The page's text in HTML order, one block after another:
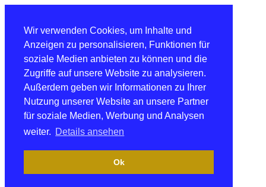
Wir verwenden Cookies, um Inhalte und
Anzeigen zu personalisieren, Funktionen für
soziale Medien anbieten zu können und die
Zugriffe auf unsere Website zu analysieren.
Außerdem geben wir Informationen zu Ihrer
Nutzung unserer Website an unsere Partner
für soziale Medien, Werbung und Analysen
weiter. Details ansehen
Ok